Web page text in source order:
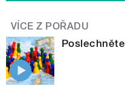
VÍCE Z POŘADU